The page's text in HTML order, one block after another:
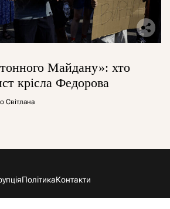
Майдану»: хто
крісла Федорова
Світлана
ПолітикаКонтакти